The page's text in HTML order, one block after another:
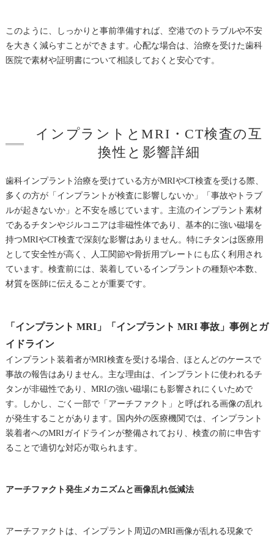
このように、しっかりと事前準備すれば、空港でのトラブルや不安
を大きく減らすことができます。心配な場合は、治療を受けた歯科
医院で素材や証明書について相談しておくと安心です。
インプラントとMRI・CT検査の互
換性と影響詳細
歯科インプラント治療を受けている方がMRIやCT検査を受ける際、
多くの方が「インプラントが検査に影響しないか」「事故やトラブ
ルが起きないか」と不安を感じています。主流のインプラント素材
であるチタンやジルコニアは非磁性体であり、基本的に強い磁場を
持つMRIやCT検査で深刻な影響はありません。特にチタンは医療用
として安全性が高く、人工関節や骨折用プレートにも広く利用され
ています。検査前には、装着しているインプラントの種類や本数、
材質を医師に伝えることが重要です。
「インプラント MRI」「インプラント MRI 事故」事例とガ
イドライン
インプラント装着者がMRI検査を受ける場合、ほとんどのケースで
事故の報告はありません。主な理由は、インプラントに使われるチ
タンが非磁性であり、MRIの強い磁場にも影響されにくいためで
す。しかし、ごく一部で「アーチファクト」と呼ばれる画像の乱れ
が発生することがあります。国内外の医療機関では、インプラント
装着者へのMRIガイドラインが整備されており、検査の前に申告す
ることで適切な対応が取られます。
アーチファクト発生メカニズムと画像乱れ低減法
アーチファクトは、インプラント周辺のMRI画像が乱れる現象で